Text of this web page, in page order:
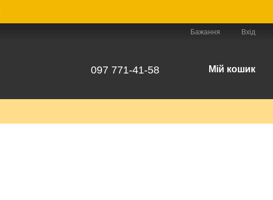
Бажання Вхід
097 771-41-58 Мій кошик